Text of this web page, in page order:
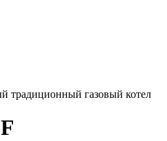
традиционный газовый котел